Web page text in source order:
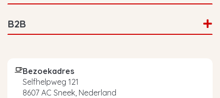
B2B
Bezoekadres
Selfhelpweg 121
8607 AC Sneek, Nederland